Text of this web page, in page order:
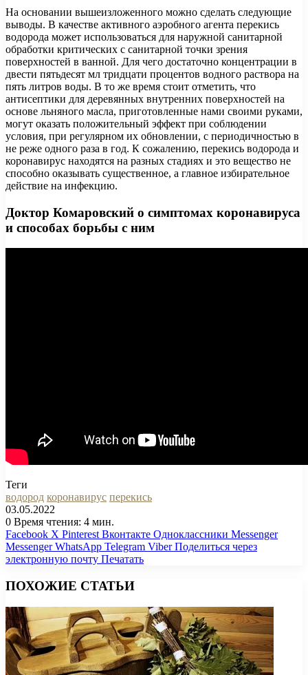
На основании вышеизложенного можно сделать следующие
выводы. В качестве активного аэробного агента перекись
водорода может использоваться для наружной санитарной
обработки критических с санитарной точки зрения
поверхностей в ванной. Для чего достаточно концентрации в
двести пятьдесят мл тридцати процентов водного раствора на
пять литров воды. В то же время стоит отметить, что
антисептики для деревянных внутренних поверхностей на
основе льняного масла, приготовленные нами своими руками,
могут оказать положительный эффект при соблюдении
условия, при регулярном их обновлении, с периодичностью в
не реже одного раза в год. К сожалению, перекись водорода и
коронавирус находятся на разных стадиях и это вещество не
способно оказывать существенное, а главное избирательное
действие на инфекцию.
Доктор Комаровский о симптомах коронавируса
и способах борьбы с ним
Теги
водород коронавирус перекись
03.05.2022
0 Время чтения: 4 мин.
Facebook X Pinterest Вконтакте Одноклассники Messenger
Messenger WhatsApp Telegram Viber Поделиться через
электронную почту Печатать
ПОХОЖИЕ СТАТЬИ